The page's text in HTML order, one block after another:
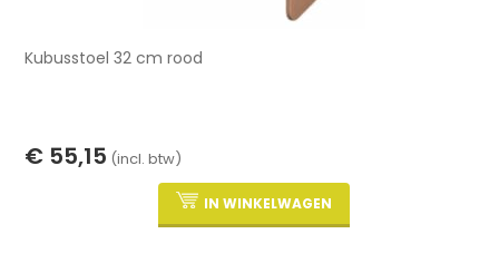
Kubusstoel 32 cm rood
€ 55,15 (incl. btw)
IN WINKELWAGEN